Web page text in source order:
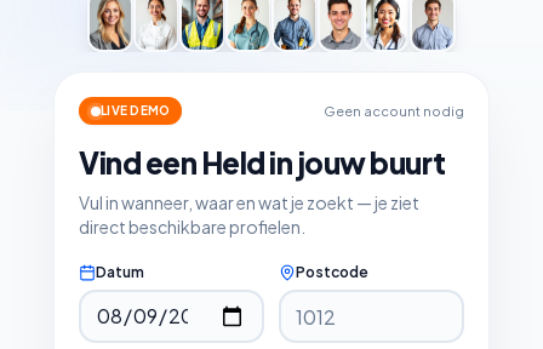
LIVE DEMO Geen account nodig
Vind een Held in jouw buurt
Vul in wanneer, waar en wat je zoekt — je ziet
direct beschikbare profielen.
Datum Postcode